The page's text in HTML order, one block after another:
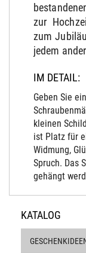
zur
zum
jedem
IM DETAIL:
Geben Sie
kleinen
ist Platz für
Widmung,
Spruch. Das
gehängt
KATALOG